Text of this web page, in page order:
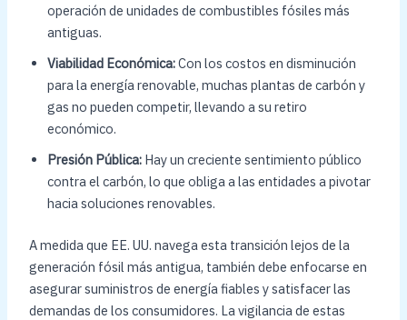
operación de unidades de combustibles fósiles más
antiguas.
Viabilidad Económica:Con los costos en disminución
para la energía renovable, muchas plantas de carbón y
gas no pueden competir, llevando a su retiro
económico.
Presión Pública:Hay un creciente sentimiento público
contra el carbón, lo que obliga a las entidades a pivotar
hacia soluciones renovables.
A medida que EE. UU. navega esta transición lejos de la
generación fósil más antigua, también debe enfocarse en
asegurar suministros de energía fiables y satisfacer las
demandas de los consumidores. La vigilancia de estas